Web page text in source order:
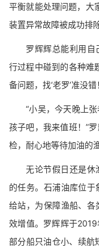
平衡就能处理问题，大
装置异常故障被成功排除
罗辉辉总能利用自
行过程中碰到的各种难
备问题，找‘老罗’准没错
“小吴，今天晚上张
孩子吧，我来值班！”
检，耐心地等待加油的渔
无论节假日还是休
的任务。石浦油库位
给站，为保障渔船、各
效增值。罗辉辉于
部分船只油仓小、续航